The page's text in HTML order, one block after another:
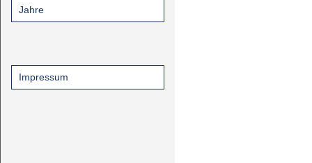
Jahre
Impressum